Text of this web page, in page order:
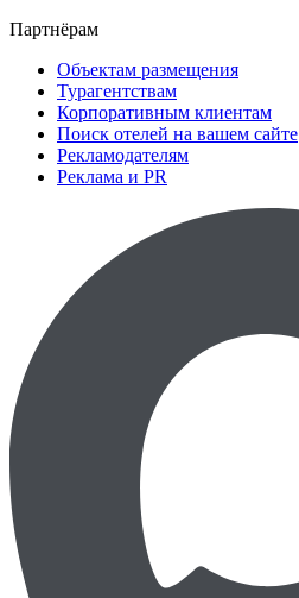
Партнёрам
Объектам размещения
Турагентствам
Корпоративным клиентам
Поиск отелей на вашем сайте
Рекламодателям
Реклама и PR